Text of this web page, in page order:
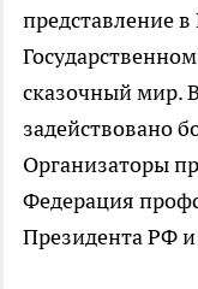
представление
сказочный мир.
задействовано
Организаторы
Федерация
Президента РФ